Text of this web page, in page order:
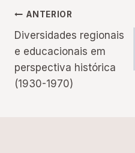
Navegação
de
Post
ANTERIOR
Diversidades regionais
e educacionais em
perspectiva histórica
(1930-1970)